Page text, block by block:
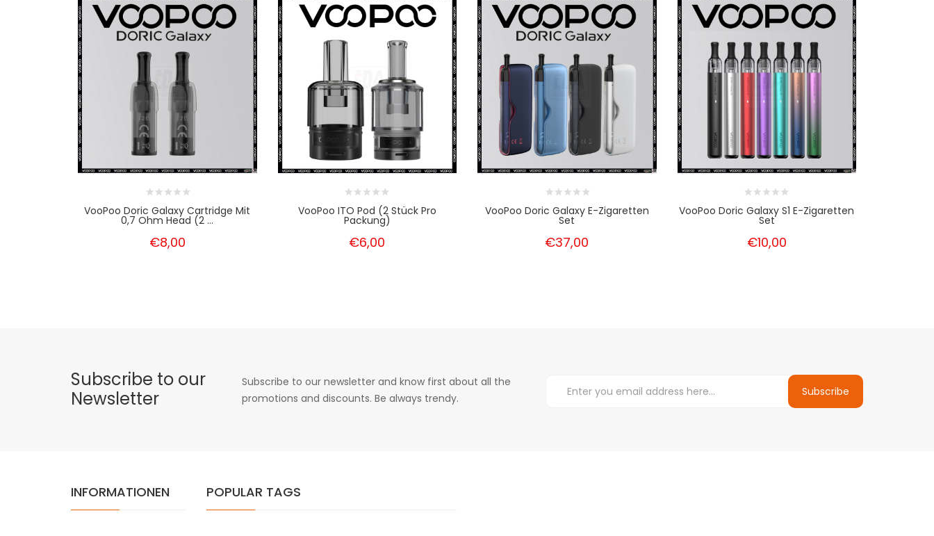
VooPoo Doric Galaxy Cartridge Mit
0,7 Ohm Head (2 ...
€8,00
VooPoo ITO Pod (2 Stück Pro
Packung)
€6,00
VooPoo Doric Galaxy E-Zigaretten
Set
€37,00
VooPoo Doric Galaxy S1 E-Zigaretten
Set
€10,00
Subscribe to our
Newsletter
Subscribe to our newsletter and know first about all the
promotions and discounts. Be always trendy.
Subscribe
INFORMATIONEN POPULAR TAGS